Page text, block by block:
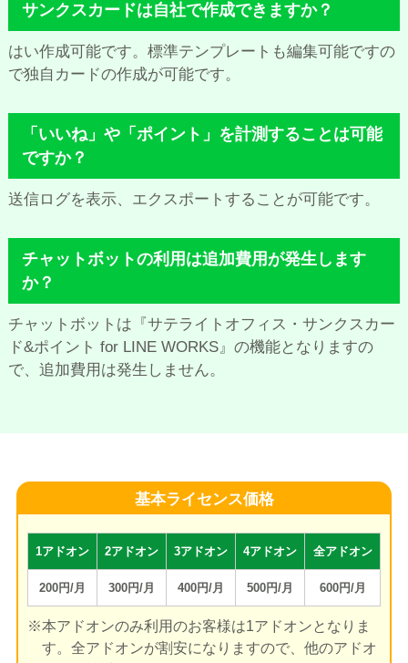
サンクスカードは自社で作成できますか？
はい作成可能です。標準テンプレートも編集可能ですの
で独自カードの作成が可能です。
「いいね」や「ポイント」を計測することは可能
ですか？
送信ログを表示、エクスポートすることが可能です。
チャットボットの利用は追加費用が発生します
か？
チャットボットは『サテライトオフィス・サンクスカー
ド&ポイント for LINE WORKS』の機能となりますの
で、追加費用は発生しません。